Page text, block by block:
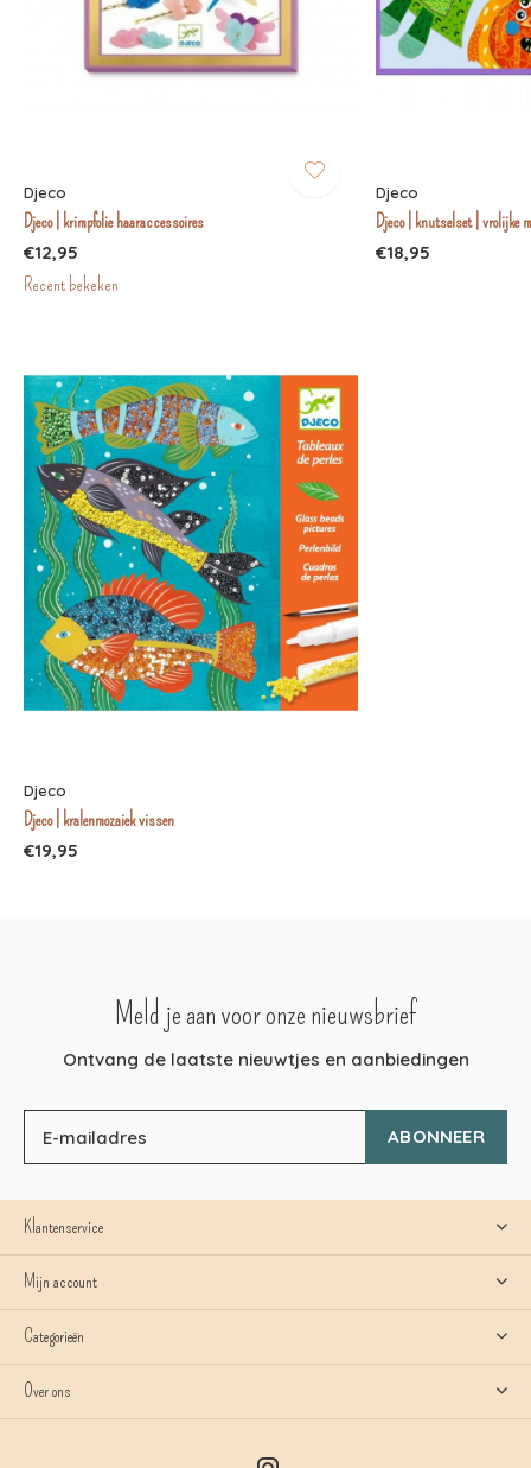
Djeco
Djeco | krimpfolie haaraccessoires
€12,95
Djeco
Djeco | knutselset | vrolijke
€18,95
Recent bekeken
Djeco
Djeco | kralenmozaiek vissen
€19,95
Meld je aan voor onze nieuwsbrief
Ontvang de laatste nieuwtjes en aanbiedingen
ABONNEER
Klantenservice
Mijn account
Categorieën
Over ons